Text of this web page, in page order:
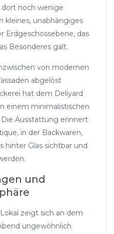
noch wenige
kleines, unabhängiges
Erdgeschossebene, das
Besonderes galt.
von modernen
abgelöst
hat dem Deliyard
einem minimalistischen
Die Ausstattung erinnert
in der Backwaren,
hinter Glas sichtbar und
und
zeigt sich an dem
ungewöhnlich